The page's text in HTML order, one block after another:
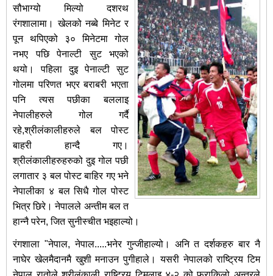
सौभाग्यो मिल्यो दशरथ
रंगशालामा। खेलको नब्बे मिनेट र
पून थपिएको ३० मिनेटमा गोल
नभए पछि पेनाल्टी सुट भएको
थयो। पहिला दुइ पेनाल्टी सुट
गोलमा परिणत भएर बराबरी भएता
पनि त्यस पछीका बललाइ
नेपालीहरुले गोल गर्दै
रहे,श्रीलंकालीहरुले बल पोस्ट
बाहरी हान्दै गए।
श्रीलंकालीहरुहरुको दुइ गोल पछी
लगातार ३ बल पोस्ट बाहिर गए भने
नेपालीका ४ बल सिधै गोल पोस्ट
भित्र छिरे। नेपालले अन्तीम बल त
हान्नै परेन, जित सुनीस्चीत भइहाल्यो।
रंगशाला "नेपाल, नेपाल.....भनेर गुन्जीहाल्यो। अनि त दर्शकहरु बार नै
नाघेर खेलमैदानमै खुशी मनाउन पुगीहाले। यसरी नेपालको राष्ट्रिय टिम